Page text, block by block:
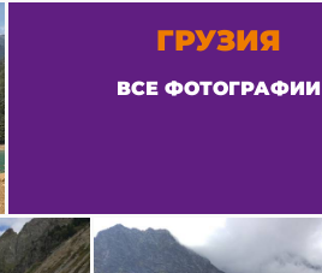
ГРУЗИЯ
ВСЕ ФОТОГРАФИИ